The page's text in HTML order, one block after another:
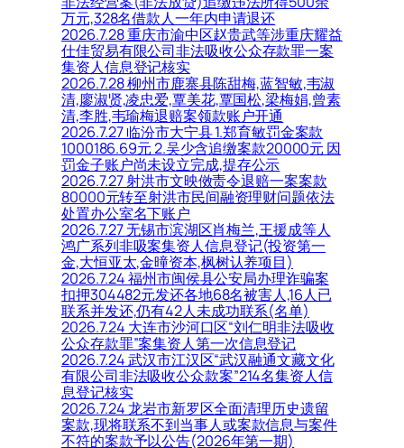
万元,328名借款人一年内申请退还
2026.7.28 重庆市渝中区赵贵武等涉重庆耀益
仕佳贸易有限公司非法吸收公众存款罪一案
集资人信息登记核实
2026.7.28 柳州市鹿寨县陈甜梅,蓝智敏,韦淑
清,廖淑贤,凌忠爱,覃美花,覃国松,梁梅娟,曾素
清,李胜,韦瑜梅退赔案领款账户开通
2026.7.27 临汾市大宁县 1.郑育敏罚金案款
1000186.69元 2.吴少含追缴案款20000元 因
罚金子账户尚未设立完成,提存公示
2026.7.27 射洪市文映傚责令退赔一案案款
80000元转至射洪市民间融资理财问题依法
处置办公室名下账户
2026.7.27 无锡市滨湖区肖梅兰,王援成等人
鸿广系列非吸案集资人信息登记(投资第一
金,大恒亚太,金曈资本,枫树认养项目)
2026.7.24 福州市闽侯县公安局办理诈骗案
扣押304482元发还各地68名被害人,16人已
联系并发还,仍有42人未成功联系(名单)
2026.7.24 大连市沙河口区“刘仁明非法吸收
公众存款罪”案集资人第一次信息登记
2026.7.24 武汉市江汉区“武汉融通文藏文化
有限公司非法吸收公众款案”214名集资人信
息登记核实
2026.7.24 龙岩市新罗区全面清理历史遗留
案款,现将联系不到当事人或案款信息与案件
不符的案款予以公告(2026年第一期)